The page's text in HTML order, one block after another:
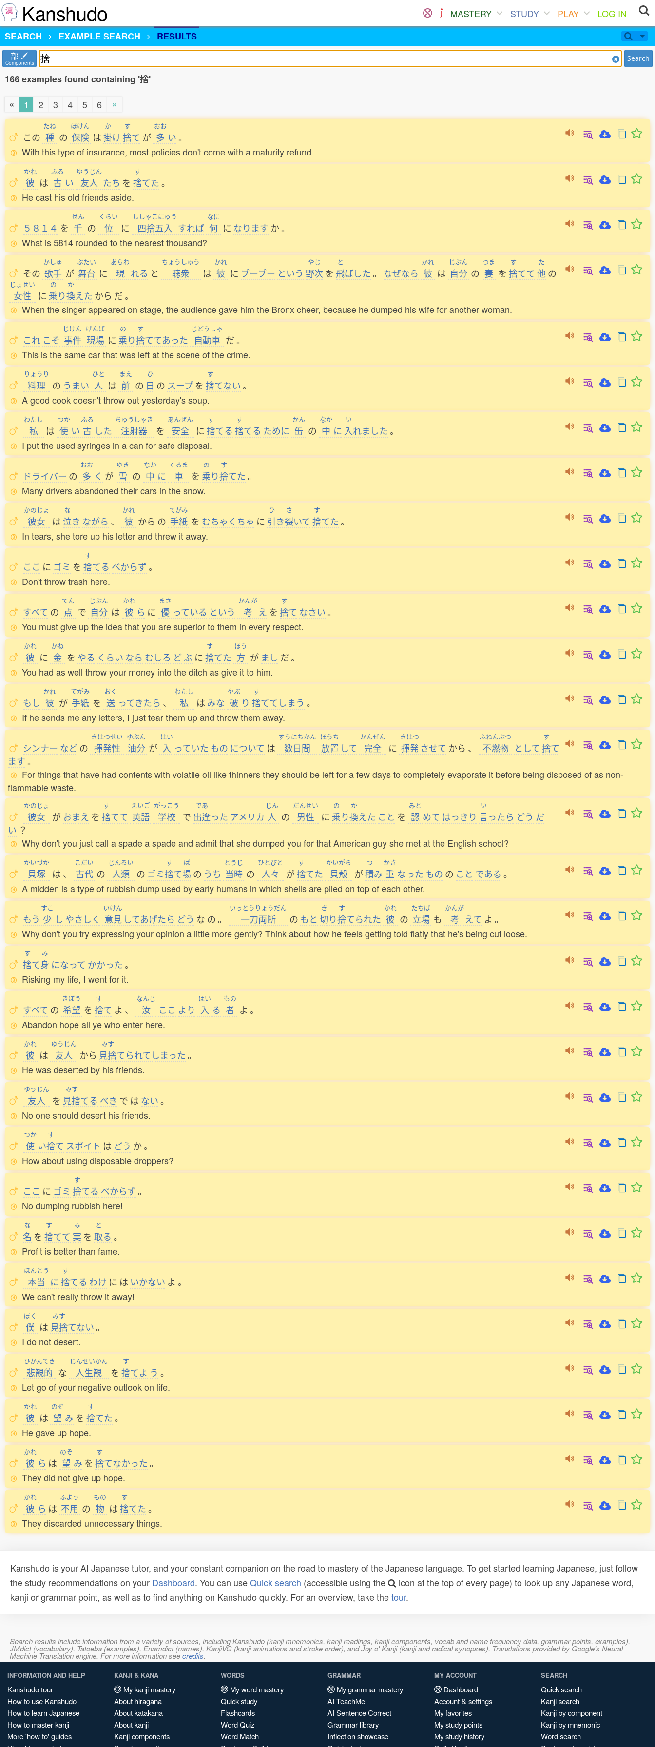
Kanshudo MASTERY STUDY PLAY
LOG IN
SEARCH
EXAMPLE SEARCH RESULTS
部
Components Search
166 examples found containing '捨'
«
1 2 3 4 5 6 »
この
たね
種 の
ほけん
保険 は
か
掛け
す
捨て が
おお
多 い。
With this type of insurance, most policies don't come with a maturity refund.
かれ
彼 は
ふる
古 い
ゆうじん
友人 たち を
す
捨てた。
He cast his old friends aside.
５８１４ を
せん
千 の
くらい
位 に
ししゃごにゅう
四捨五入 すれば
なに
何 に なります か。
What is 5814 rounded to the nearest thousand?
その
かしゅ
歌手 が
ぶたい
舞台 に
あらわ
現 れる と
ちょうしゅう
聴衆 は
かれ
彼 に ブーブー という
やじ
野次 を
と
飛ばした。 なぜなら
かれ
彼 は
じぶん
自分 の
つま
妻 を
す
捨てて
た
他の
じょせい
女性 に
の
乗り
か
換えた から だ。
When the singer appeared on stage, the audience gave him the Bronx cheer, because he dumped his wife for another woman.
これ こそ
じけん
事件
げんば
現場 に
の
乗り
す
捨ててあった
じどうしゃ
自動車 だ。
This is the same car that was left at the scene of the crime.
りょうり
料理 の うまい
ひと
人 は
まえ
前 の
ひ
日 の スープ を
す
捨てない。
A good cook doesn't throw out yesterday's soup.
わたし
私 は
つか
使 い
ふる
古 した
ちゅうしゃき
注射器 を
あんぜん
安全 に
す
捨てる
す
捨てる ために
かん
缶 の
なか
中 に
い
入れました。
I put the used syringes in a can for safe disposal.
ドライバー の
おお
多 く が
ゆき
雪 の
なか
中 に
くるま
車 を
の
乗り
す
捨てた。
Many drivers abandoned their cars in the snow.
かのじょ
彼女 は
な
泣き ながら 、
かれ
彼 から の
てがみ
手紙 を むちゃくちゃ に
ひ
引き
さ
裂いて
す
捨てた。
In tears, she tore up his letter and threw it away.
ここ に ゴミ を
す
捨てる べからず。
Don't throw trash here.
すべて の
てん
点 で
じぶん
自分 は
かれ
彼 ら に
まさ
優 っている という
かんが
考 え を
す
捨て なさい。
You must give up the idea that you are superior to them in every respect.
かれ
彼 に
かね
金 を やる くらい なら むしろ どぶ に
す
捨てた
ほう
方 が まし だ。
You had as well throw your money into the ditch as give it to him.
もし
かれ
彼 が
てがみ
手紙 を
おく
送 ってきたら 、
わたし
私 は みな
やぶ
破 り
す
捨ててしまう 。
If he sends me any letters, I just tear them up and throw them away.
シンナー などの
きはつせい
揮発性
ゆぶん
油分 が
はい
入 っていた もの について は
すうにちかん
数日間
ほうち
放置 して
かんぜん
完全 に
きはつ
揮発 させて から 、
ふねんぶつ
不燃物 として
す
捨て
ます。
For things that have had contents with volatile oil like thinners they should be left for a few days to completely evaporate it before being disposed of as non-
flammable waste.
かのじょ
彼女 が おまえ を
す
捨てて
えいご
英語
がっこう
学校 で
であ
出逢った アメリカ
じん
人 の
だんせい
男性 に
の
乗り
か
換えた こと を
みと
認 めて はっきり
い
言ったら どう だ
い ？
Why don't you just call a spade a spade and admit that she dumped you for that American guy she met at the English school?
かいづか
貝塚 は 、
こだい
古代 の
じんるい
人類 の ゴミ
す
捨て
ば
場の うち
とうじ
当時 の
ひとびと
人々 が
す
捨てた
かいがら
貝殻 が
つ
積み
かさ
重 なった もの の こと である 。
A midden is a type of rubbish dump used by early humans in which shells are piled on top of each other.
もう
すこ
少 し やさしく
いけん
意見 してあげたら どう な の。
いっとうりょうだん
一刀両断 の もと
き
切り
す
捨てられた
かれ
彼 の
たちば
立場 も
かんが
考 えて よ 。
Why don't you try expressing your opinion a little more gently? Think about how he feels getting told flatly that he's being cut loose.
す
捨て
み
身 になって かかった。
Risking my life, I went for it.
すべて の
きぼう
希望 を
す
捨て よ 、
なんじ
汝 ここ より
はい
入 る
もの
者 よ 。
Abandon hope all ye who enter here.
かれ
彼 は
ゆうじん
友人 から
みす
見捨てられてしまった。
He was deserted by his friends.
ゆうじん
友人 を
みす
見捨てる べき で は ない。
No one should desert his friends.
つか
使 い
す
捨て スポイト は どう か。
How about using disposable droppers?
ここ に ゴミ
す
捨てる べからず。
No dumping rubbish here!
な
名 を
す
捨てて
み
実 を
と
取る 。
Profit is better than fame.
ほんとう
本当 に
す
捨てる わけ に は いかない よ 。
We can't really throw it away!
ぼく
僕 は
みす
見捨てない。
I do not desert.
ひかんてき
悲観的 な
じんせいかん
人生観 を
す
捨てよ う 。
Let go of your negative outlook on life.
かれ
彼 は
のぞ
望 み を
す
捨てた。
He gave up hope.
かれ
彼 ら は
のぞ
望 み を
す
捨てなかった。
They did not give up hope.
かれ
彼 ら は
ふよう
不用 の
もの
物 は
す
捨てた。
They discarded unnecessary things.
Kanshudo is your AI Japanese tutor, and your constant companion on the road to mastery of the Japanese language. To get started learning Japanese, just follow
the study recommendations on your Dashboard. You can useQuick search (accessible using the
icon at the top of every page) to look up any Japanese word,
kanji or grammar point, as well as to find anything on Kanshudo quickly. For an overview, take thetour.
Search results include information from a variety of sources, including Kanshudo (kanji mnemonics, kanji readings, kanji components, vocab and name frequency data, grammar points, examples),
JMdict (vocabulary), Tatoeba (examples), Enamdict (names), KanjiVG (kanji animations and stroke order), and Joy o' Kanji (kanji and radical synopses). Translations provided by Google's Neural
Machine Translation engine. For more information seecredits.
INFORMATION AND HELP
Kanshudo tour
How to use Kanshudo
How to learn Japanese
How to master kanji
More 'how to' guides
KANJI & KANA
My kanji mastery
About hiragana
About katakana
About kanji
Kanji components
WORDS
My word mastery
Quick study
Flashcards
Word Quiz
Word Match
GRAMMAR
My grammar mastery
AI TeachMe
AI Sentence Correct
Grammar library
Inflection showcase
MY ACCOUNT
Dashboard
Account & settings
My favorites
My study points
My study history
SEARCH
Quick search
Kanji search
Kanji by component
Kanji by mnemonic
Word search